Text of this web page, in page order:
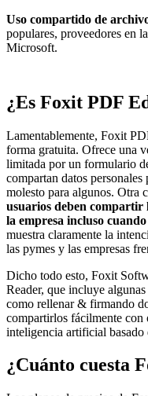
Uso compartido de
populares, proveedores en
Microsoft.
¿Es Foxit PDF
Lamentablemente, Foxit
forma gratuita. Ofrece una
limitada por un formulario
compartan datos
molesto para algunos. Otra
usuarios deben compartir
la empresa incluso
muestra claramente la
las pymes y las empresas
Dicho todo esto, Foxit
Reader, que incluye
como rellenar & firmando
compartirlos fácilmente con
inteligencia artificial basado
¿Cuánto cuesta